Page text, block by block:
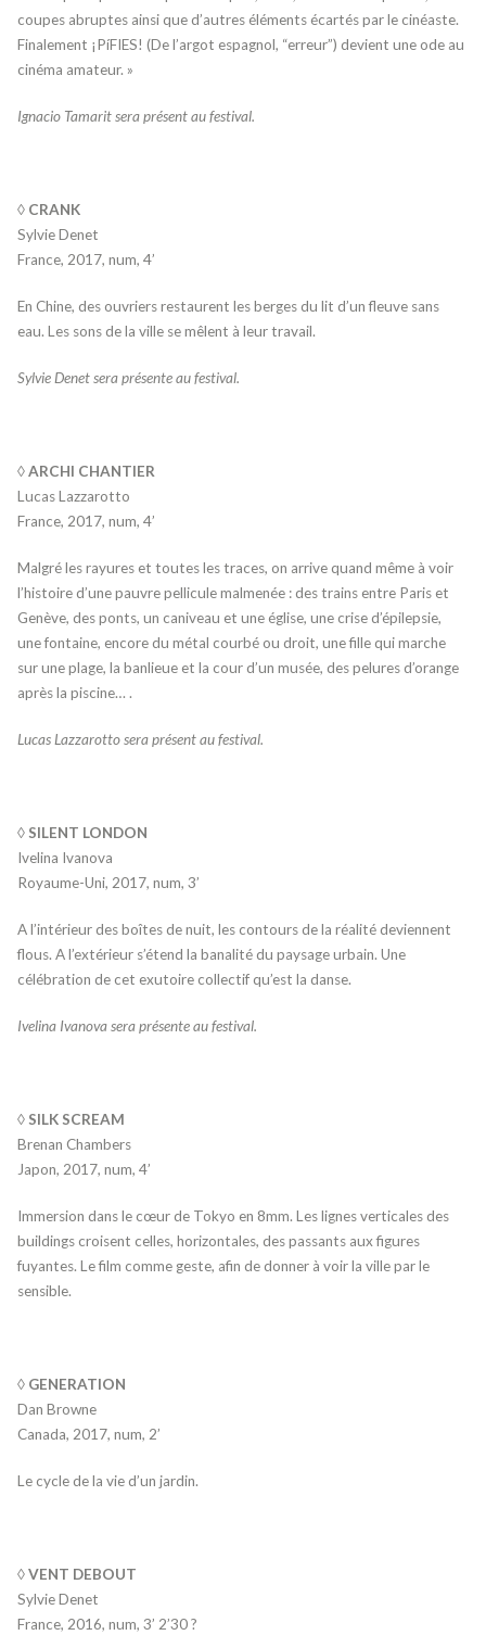
coupes abruptes ainsi que d’autres éléments écartés par le cinéaste.
Finalement ¡PíFIES! (De l’argot espagnol, “erreur”) devient une ode au
cinéma amateur. »
Ignacio Tamarit sera présent au festival.
◊ CRANK
Sylvie Denet
France, 2017, num, 4’
En Chine, des ouvriers restaurent les berges du lit d’un fleuve sans
eau. Les sons de la ville se mêlent à leur travail.
Sylvie Denet sera présente au festival.
◊ ARCHI CHANTIER
Lucas Lazzarotto
France, 2017, num, 4’
Malgré les rayures et toutes les traces, on arrive quand même à voir
l’histoire d’une pauvre pellicule malmenée : des trains entre Paris et
Genève, des ponts, un caniveau et une église, une crise d’épilepsie,
une fontaine, encore du métal courbé ou droit, une fille qui marche
sur une plage, la banlieue et la cour d’un musée, des pelures d’orange
après la piscine… .
Lucas Lazzarotto sera présent au festival.
◊ SILENT LONDON
Ivelina Ivanova
Royaume-Uni, 2017, num, 3’
A l’intérieur des boîtes de nuit, les contours de la réalité deviennent
flous. A l’extérieur s’étend la banalité du paysage urbain. Une
célébration de cet exutoire collectif qu’est la danse.
Ivelina Ivanova sera présente au festival.
◊ SILK SCREAM
Brenan Chambers
Japon, 2017, num, 4’
Immersion dans le cœur de Tokyo en 8mm. Les lignes verticales des
buildings croisent celles, horizontales, des passants aux figures
fuyantes. Le film comme geste, afin de donner à voir la ville par le
sensible.
◊ GENERATION
Dan Browne
Canada, 2017, num, 2’
Le cycle de la vie d’un jardin.
◊ VENT DEBOUT
Sylvie Denet
France, 2016, num, 3’ 2’30 ?